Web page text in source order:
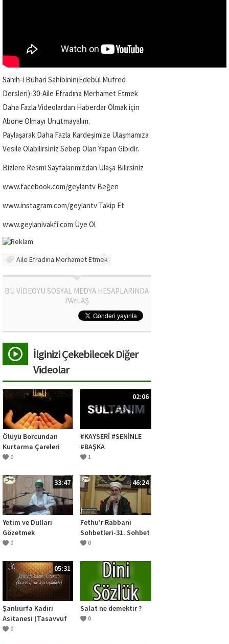
Sahih-i Buhari Sahibinin(Edebül Müfred
Dersleri)-30-Aile Efradına Merhamet Etmek
Daha Fazla Videolardan Haberdar Olmak için
Abone Olmayı Unutmayalım.
Paylaşarak Daha Fazla Kardeşimize Ulaşmamıza
Vesile Olabilirsiniz Sebep Olan Yapan Gibidir.
Bizlere Resmi Sayfalarımızdan Ulaşa Bilirsiniz
www.facebook.com/geylantv Beğen
www.instagram.com/geylantv Takip Et
www.geylanivakfi.com Üye Ol
Aile Efradına Merhamet Etmek
BU VİDEOYU SOSYAL MEDYA HESAPLARINDA
PAYLAŞ
İlginizi Çekebilecek Diğer
Videolar
Ölüyü Borcundan
Kurtarma Çareleri
0
02:06
#KAYSERİ #SENİNLE
#BAŞKA
#ĞÜZEL#SULTANIM
1
33:47
Yetim ve Dulları
Gözetmek
0
46:24
Fethu’r Rabbani
Sohbetleri-31. Sohbet
(İki Adımda Allah-u
0
05:31
Şanlıurfa Kadiri
Asitanesi (Tasavvuf
Musikisi Topluluğu)-
0
Salat ne demektir ?
0